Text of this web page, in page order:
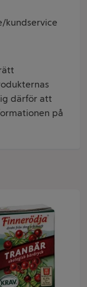
kundservice
därför att
på